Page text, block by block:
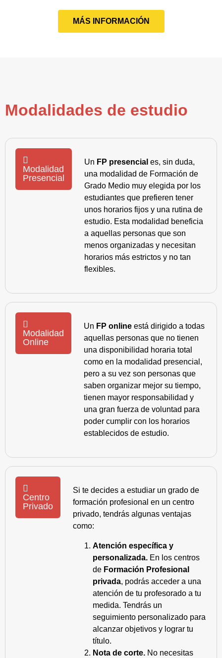
MÁS INFORMACIÓN
Modalidades de estudio
Modalidad
Presencial
Un FP presencial es, sin duda,
una modalidad de Formación de
Grado Medio muy elegida por los
estudiantes que prefieren tener
unos horarios fijos y una rutina de
estudio. Esta modalidad beneficia
a aquellas personas que son
menos organizadas y necesitan
horarios más estrictos y no tan
flexibles.
Modalidad
Online
Un FP online está dirigido a todas
aquellas personas que no tienen
una disponibilidad horaria total
como en la modalidad presencial,
pero a su vez son personas que
saben organizar mejor su tiempo,
tienen mayor responsabilidad y
una gran fuerza de voluntad para
poder cumplir con los horarios
establecidos de estudio.
Centro
Privado
Si te decides a estudiar un grado de
formación profesional en un centro
privado, tendrás algunas ventajas
como:
Atención específica y
personalizada. En los centros
de Formación Profesional
privada, podrás acceder a una
atención de tu profesorado a tu
medida. Tendrás un
seguimiento personalizado para
alcanzar objetivos y lograr tu
título.
Nota de corte. No necesitas